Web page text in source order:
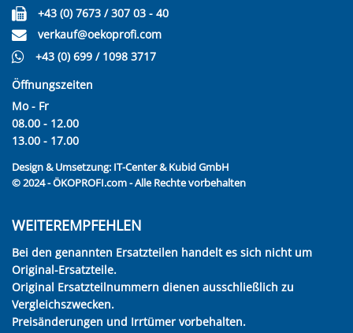
+43 (0) 7673 / 307 03 - 40
verkauf@oekoprofi.com
+43 (0) 699 / 1098 3717
Öffnungszeiten
Mo - Fr
08.00 - 12.00
13.00 - 17.00
Design & Umsetzung: IT-Center & Kubid GmbH
© 2024 - ÖKOPROFI.com - Alle Rechte vorbehalten
WEITEREMPFEHLEN
Bei den genannten Ersatzteilen handelt es sich nicht um
Original-Ersatzteile.
Original Ersatzteilnummern dienen ausschließlich zu
Vergleichszwecken.
Preisänderungen und Irrtümer vorbehalten.